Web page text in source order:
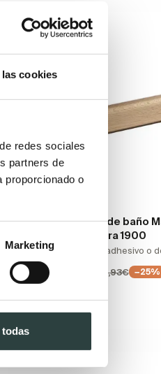
cookies
redes sociales
partners de
proporcionado o
Marketing
Portarrollos de baño
Torrent Natura 1900
17.5 x 7 x 3 cm, adhesivo o
29,95€ 39,93€ −25%